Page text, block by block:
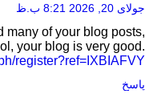
جولای 20, 2026 8:21 ب.ظ
many of your blog posts,
your blog is very good.
register?ref=IXBIAFVY
پاسخ